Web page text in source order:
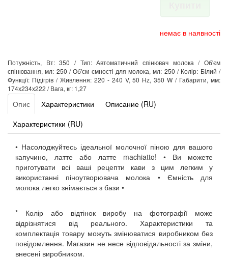
немає в наявності
Потужність, Вт: 350 / Тип: Автоматичний спінювач молока / Об'єм
спінювання, мл: 250 / Об'єм ємності для молока, мл: 250 / Колір: Білий /
Функції: Підігрів / Живлення: 220 - 240 V, 50 Hz, 350 W / Габарити, мм:
174х234х222 / Вага, кг: 1,27
Опис Характеристики
Описание (RU)
Характеристики (RU)
• Насолоджуйтесь ідеальної молочної піною для вашого
капучино, латте або латте machiatto! • Ви можете
приготувати всі ваші рецепти кави з цим легким у
використанні піноутворювача молока • Ємність для
молока легко знімається з бази •
* Колір або відтінок виробу на фотографії може
відрізнятися від реального. Характеристики та
комплектація товару можуть змінюватися виробником без
повідомлення. Магазин не несе відповідальності за зміни,
внесені виробником.